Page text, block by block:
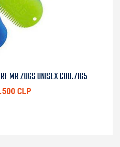
MR ZOGS UNISEX COD.7165
CLP